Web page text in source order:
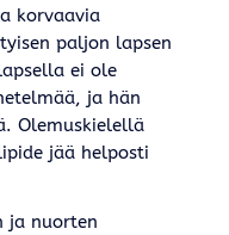
korvaavia
paljon lapsen
ei ole
ja hän
Olemuskielellä
jää helposti
ja nuorten